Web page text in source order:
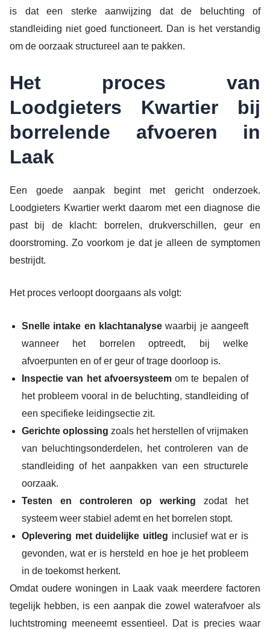
is dat een sterke aanwijzing dat de beluchting of
standleiding niet goed functioneert. Dan is het verstandig
om de oorzaak structureel aan te pakken.
Het proces van
Loodgieters Kwartier bij
borrelende afvoeren in
Laak
Een goede aanpak begint met gericht onderzoek.
Loodgieters Kwartier werkt daarom met een diagnose die
past bij de klacht: borrelen, drukverschillen, geur en
doorstroming. Zo voorkom je dat je alleen de symptomen
bestrijdt.
Het proces verloopt doorgaans als volgt:
Snelle intake en klachtanalyse waarbij je aangeeft
wanneer het borrelen optreedt, bij welke
afvoerpunten en of er geur of trage doorloop is.
Inspectie van het afvoersysteemom te bepalen of
het probleem vooral in de beluchting, standleiding of
een specifieke leidingsectie zit.
Gerichte oplossing zoals het herstellen of vrijmaken
van beluchtingsonderdelen, het controleren van de
standleiding of het aanpakken van een structurele
oorzaak.
Testen en controleren op werking zodat het
systeem weer stabiel ademt en het borrelen stopt.
Oplevering met duidelijke uitleg inclusief wat er is
gevonden, wat er is hersteld en hoe je het probleem
in de toekomst herkent.
Omdat oudere woningen in Laak vaak meerdere factoren
tegelijk hebben, is een aanpak die zowel waterafvoer als
luchtstroming meeneemt essentieel. Dat is precies waar